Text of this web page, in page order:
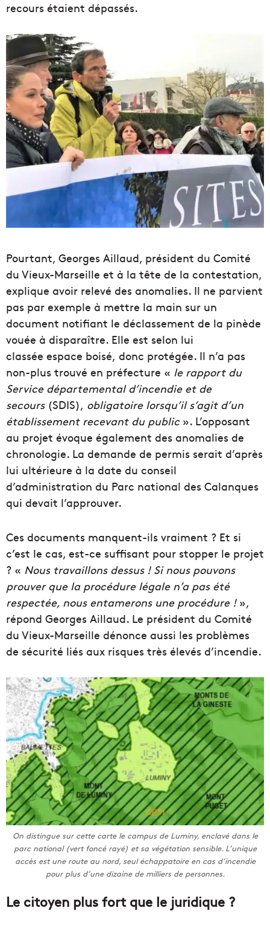
recours étaient dépassés.
Pourtant, Georges Aillaud, président du Comité
du Vieux-Marseille et à la tête de la contestation,
explique avoir relevé des anomalies. Il ne parvient
pas par exemple à mettre la main sur un
document notifiant le déclassement de la pinède
vouée à disparaître. Elle est selon lui
classée espace boisé, donc protégée. Il n’a pas
non-plus trouvé en préfecture « le rapport du
Service départemental d’incendie et de
secours(SDIS), obligatoire lorsqu’il s’agit d’un
établissement recevant du public». L’opposant
au projet évoque également des anomalies de
chronologie. La demande de permis serait d’après
lui ultérieure à la date du conseil
d’administration du Parc national des Calanques
qui devait l’approuver.
Ces documents manquent-ils vraiment ? Et si
c’est le cas, est-ce suffisant pour stopper le projet
? « Nous travaillons dessus ! Si nous pouvons
prouver que la procédure légale n’a pas été
respectée, nous entamerons une procédure ! »,
répond Georges Aillaud. Le président du Comité
du Vieux-Marseille dénonce aussi les problèmes
de sécurité liés aux risques très élevés d’incendie.
On distingue sur cette carte le campus de Luminy, enclavé dans le
parc national (vert foncé rayé) et sa végétation sensible. L’unique
accès est une route au nord, seul échappatoire en cas d’incendie
pour plus d’une dizaine de milliers de personnes.
Le citoyen plus fort que le juridique ?